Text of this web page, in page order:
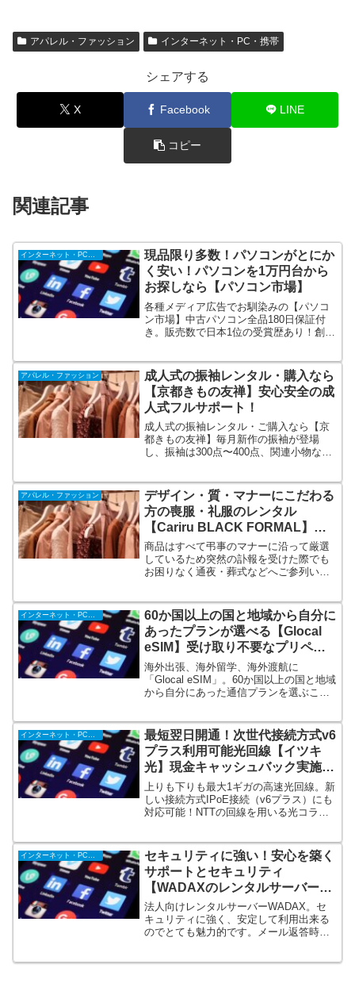
アパレル・ファッション インターネット・PC・携帯
シェアする
X Facebook LINE
コピー
関連記事
インターネット・PC・携帯
現品限り多数！パソコンがとにか
く安い！パソコンを1万円台から
お探しなら【パソコン市場】
各種メディア広告でお馴染みの【パソコ
ン市場】中古パソコン全品180日保証付
き。販売数で日本1位の受賞歴あり！創業
コールセンターを完備！オンラインショ
ップでお待ちしております！
アパレル・ファッション
成人式の振袖レンタル・購入なら
【京都きもの友禅】安心安全の成
人式フルサポート！
成人式の振袖レンタル・ご購入なら【京
都きもの友禅】毎月新作の振袖が登場
し、振袖は300点〜400点、関連小物など
と、前撮り・成人式当日のお支度もセッ
トで高いコストパフォーマンスを実現し
ます。
アパレル・ファッション
デザイン・質・マナーにこだわる
方の喪服・礼服のレンタル
【Cariru BLACK FORMAL】最
短当日発送可能！
商品はすべて弔事のマナーに沿って厳選
しているため突然の訃報を受けた際でも
お困りなく通夜・葬式などへご参列いた
きない大人のためのブラックフォーマル
レンタル。それが【Cariru BLACK
FORMAL】です。
インターネット・PC・携帯
60か国以上の国と地域から自分に
あったプランが選べる【Glocal
eSIM】受け取り不要なプリペイ
ド。スマホでQRコードを読み取
るだけ！
海外出張、海外留学、海外渡航に
「Glocal eSIM」。60か国以上の国と地域
から自分にあった通信プランを選ぶこと
で、スマホでQRコードを読み取るだけで
現地の通信の利用ができます。
インターネット・PC・携帯
最短翌日開通！次世代接続方式v6
プラス利用可能光回線【イツキ
光】現金キャッシュバック実施
中！
上りも下りも最大1ギガの高速光回線。新
しい接続方式IPoE接続（v6プラス）にも
対応可能！NTTの回線を用いる光コラボ
能な回線です。個人も法人もご契約可
能。マンション、戸建、新規、乗換、問
いません。
セキュリティに強い！安心を築く
サポートとセキュリティ
【WADAXのレンタルサーバー】
ウイルスチェックが全サービス無
料！
法人向けレンタルサーバーWADAX。セ
キュリティに強く、安定して利用出来る
のでとても魅力的です。メール返答時間